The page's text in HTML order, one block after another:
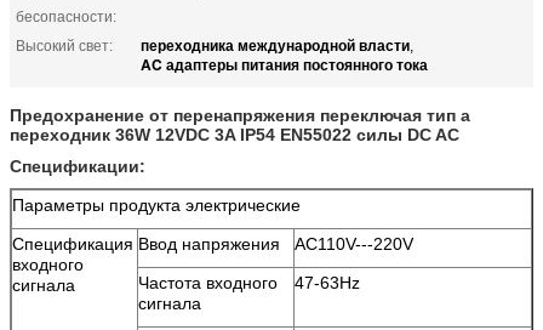
бесопасности:
Высокий свет: переходника международной власти,
AC адаптеры питания постоянного тока
Предохранение от перенапряжения переключая тип a
переходник 36W 12VDC 3A IP54 EN55022 силы DC AC
Спецификации:
Параметры продукта электрические
Спецификация
входного
сигнала
Ввод напряжения
AC110V---220V
Частота входного
сигнала
47-63Hz